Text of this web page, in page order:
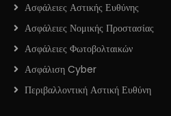
Ασφάλειες Αστικής Ευθύνης
Ασφάλειες Νομικής Προστασίας
Ασφάλειες Φωτοβολταικών
Ασφάλιση Cyber
Περιβαλλοντική Αστική Ευθύνη